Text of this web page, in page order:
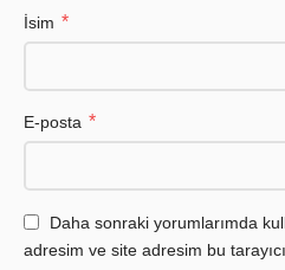
İsim *
E-posta *
Daha sonraki yorumlarımda
adresim ve site adresim bu